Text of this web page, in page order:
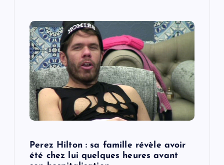
Perez Hilton : sa famille révèle avoir
été chez lui quelques heures avant